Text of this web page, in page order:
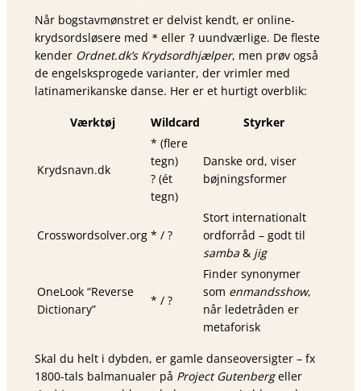
Når bogstavmønstret er delvist kendt, er online-
krydsordsløsere med * eller ? uundværlige. De fleste
kender Ordnet.dk’s Krydsordhjælper, men prøv også
de engelsksprogede varianter, der vrimler med
latinamerikanske danse. Her er et hurtigt overblik:
Værktøj Wildcard Styrker
Krydsnavn.dk
* (flere
tegn)
? (ét
tegn)
Danske ord, viser
bøjningsformer
Crosswordsolver.org * / ?
Stort internationalt
ordforråd – godt til
samba & jig
OneLook “Reverse
Dictionary”
* / ?
Finder synonymer
som enmandsshow,
når ledetråden er
metaforisk
Skal du helt i dybden, er gamle danseoversigter – fx
1800-tals balmanualer på Project Gutenbergeller